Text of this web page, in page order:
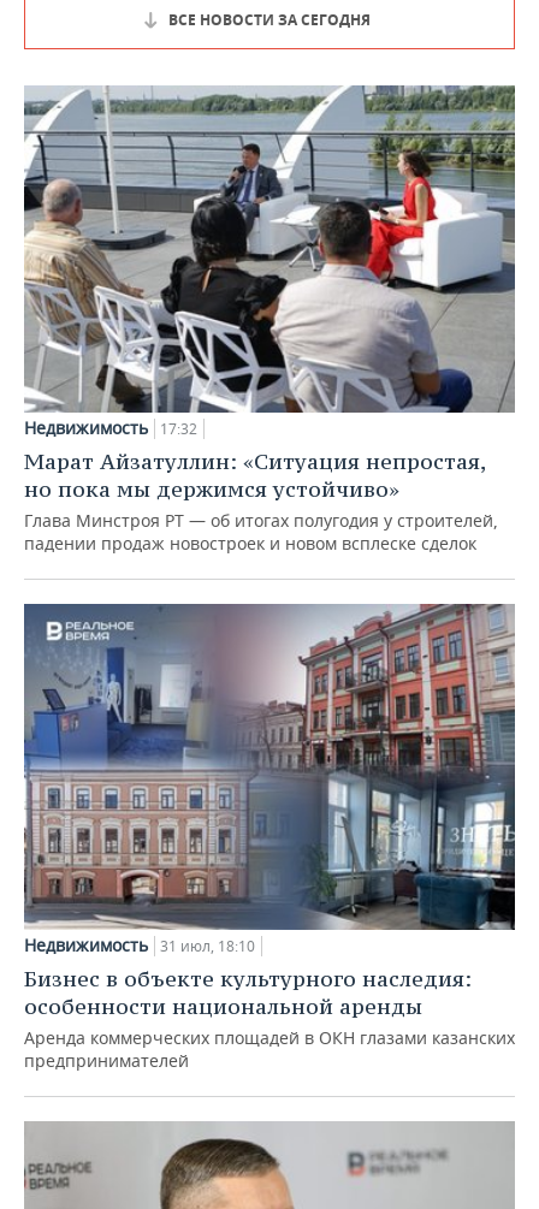
ВСЕ НОВОСТИ ЗА СЕГОДНЯ
Недвижимость 17:32
Марат Айзатуллин: «Ситуация непростая,
но пока мы держимся устойчиво»
Глава Минстроя РТ — об итогах полугодия у строителей,
падении продаж новостроек и новом всплеске сделок
Недвижимость 31 июл, 18:10
Бизнес в объекте культурного наследия:
особенности национальной аренды
Аренда коммерческих площадей в ОКН глазами казанских
предпринимателей